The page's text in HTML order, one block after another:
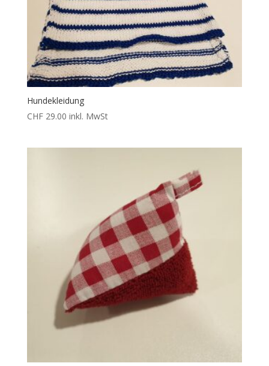
Hundekleidung
CHF29.00 inkl. MwSt